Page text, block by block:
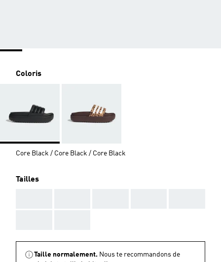
Coloris
Core Black / Core Black / Core Black
Tailles
Taille normalement. Nous te recommandons de